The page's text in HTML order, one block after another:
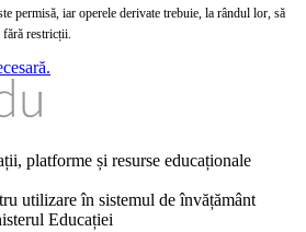
permisă, iar operele derivate trebuie, la rândul lor, să
restricții.
platforme și resurse educaționale
utilizare în sistemul de învățământ
Educației